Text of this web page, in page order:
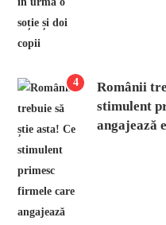
4
Românii
stimulent
angajează